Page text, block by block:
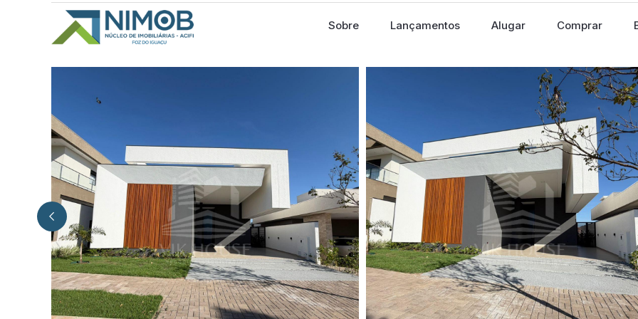
Sobre Lançamentos Alugar Comprar